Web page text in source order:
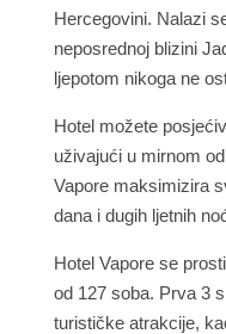
Hercegovini. Nalazi
neposrednoj blizini
ljepotom nikoga ne
Hotel možete
uživajući u mirnom
Vapore maksimizira
dana i dugih ljetnih
Hotel Vapore se
od 127 soba. Prva 3
turističke atrakcije,